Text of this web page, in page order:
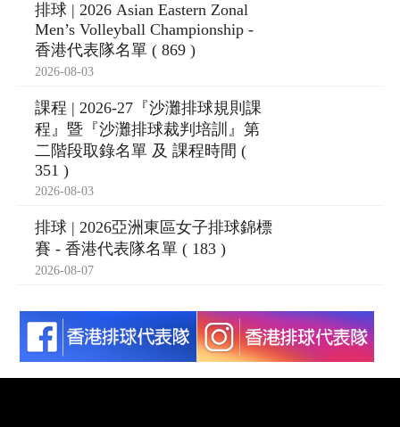
排球 | 2026 Asian Eastern Zonal
Men’s Volleyball Championship -
香港代表隊名單 ( 869 )
2026-08-03
課程 | 2026-27『沙灘排球規則課
程』暨『沙灘排球裁判培訓』第
二階段取錄名單 及 課程時間 (
351 )
2026-08-03
排球 | 2026亞洲東區女子排球錦標
賽 - 香港代表隊名單 ( 183 )
2026-08-07